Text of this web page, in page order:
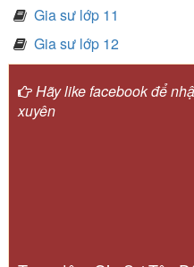
Gia sư lớp 11
Gia sư lớp 12
Hãy like facebook để
xuyên